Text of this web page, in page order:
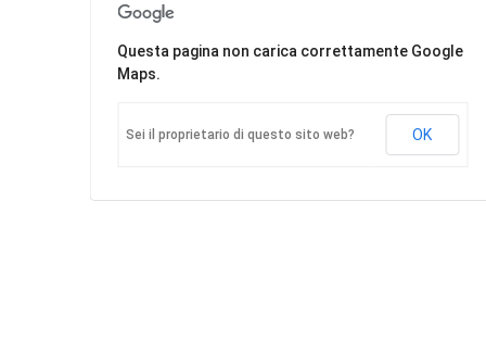
Questa pagina non carica correttamente Google
Maps.
Sei il proprietario di questo sito web? OK